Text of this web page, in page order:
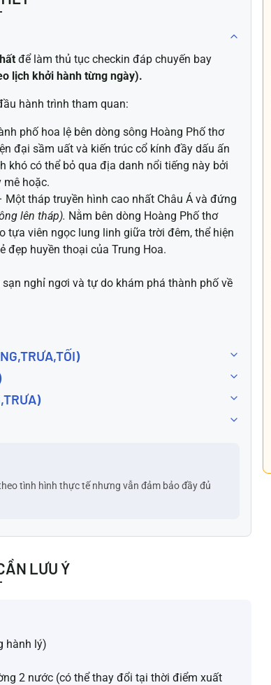
để làm thủ tục checkin đáp chuyến bay
lịch khởi hành từng ngày).
hành trình tham quan:
phố hoa lệ bên dòng sông Hoàng Phố thơ
đại sầm uất và kiến trúc cổ kính đầy dấu ấn
khó có thể bỏ qua địa danh nổi tiếng này bởi
hoặc.
Một tháp truyền hình cao nhất Châu Á và đứng
lên tháp). Nằm bên dòng Hoàng Phố thơ
tựa viên ngọc lung linh giữa trời đêm, thể hiện
đẹp huyền thoại của Trung Hoa.
nghỉ ngơi và tự do khám phá thành phố về
tình hình thực tế nhưng vẫn đảm bảo đầy đủ
LƯU Ý
hành lý)
2 nước (có thể thay đổi tại thời điểm xuất